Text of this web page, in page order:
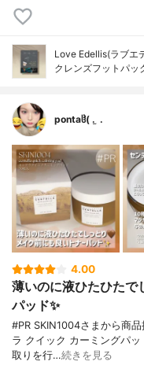
Love Edellis(ラブエ
クレンズフットパッ
pontaჱ̒( . ̫ .
4.00
薄いのに液ひたひたで
パッド✨️
#PR SKIN1004さまから商
ラ クイック カーミングパ
取りを行…続きを見る